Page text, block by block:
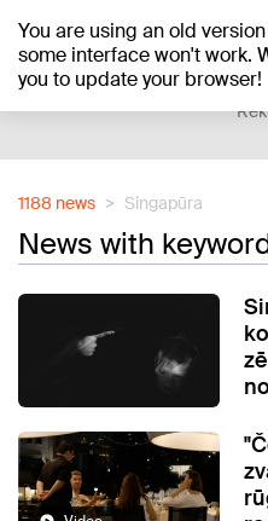
You are using an old
some interface won't work.
you to update your browser!
+25°C
1188 news Singapūra
News with